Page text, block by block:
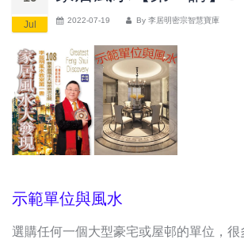
Jul 2022-07-19 By 李居明密宗智慧寶庫
示範單位與風水
選購任何一個大型豪宅或屋邨的單位，很